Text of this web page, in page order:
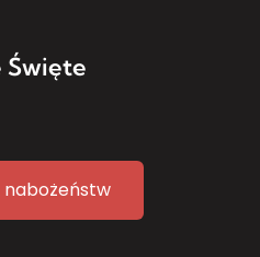
Święte
nabożeństw